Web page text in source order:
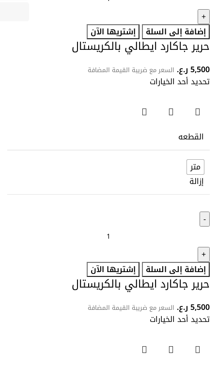
إضافة إلى السلة إشتريها الآن
حرير جاكارد ايطالي بالكريستال
5,500ر.ع. السعر مع ضريبة القيمة المضافة
تحديد أحد الخيارات
القطعه
متر
إزالة
إضافة إلى السلة إشتريها الآن
حرير جاكارد ايطالي بالكريستال
5,500ر.ع. السعر مع ضريبة القيمة المضافة
تحديد أحد الخيارات